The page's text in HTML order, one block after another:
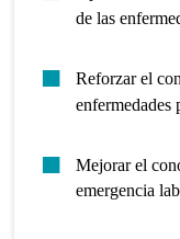
de las
Reforzar el
enfermedades
Mejorar el
emergencia